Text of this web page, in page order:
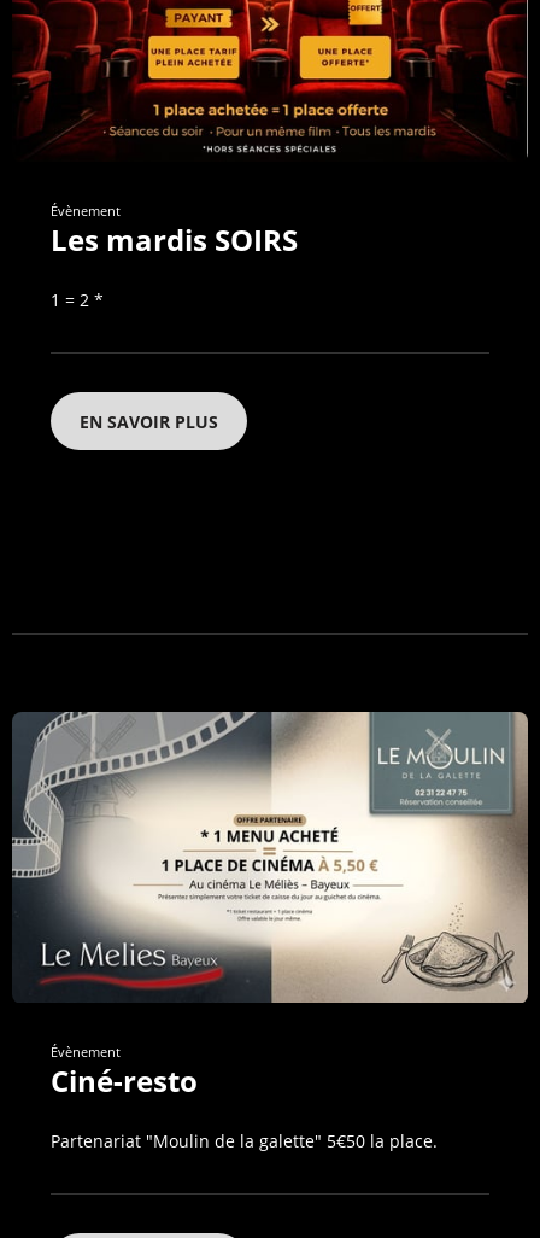
Évènement
Les mardis SOIRS
1 = 2 *
EN SAVOIR PLUS
Évènement
Ciné-resto
Partenariat "Moulin de la galette" 5€50 la place.